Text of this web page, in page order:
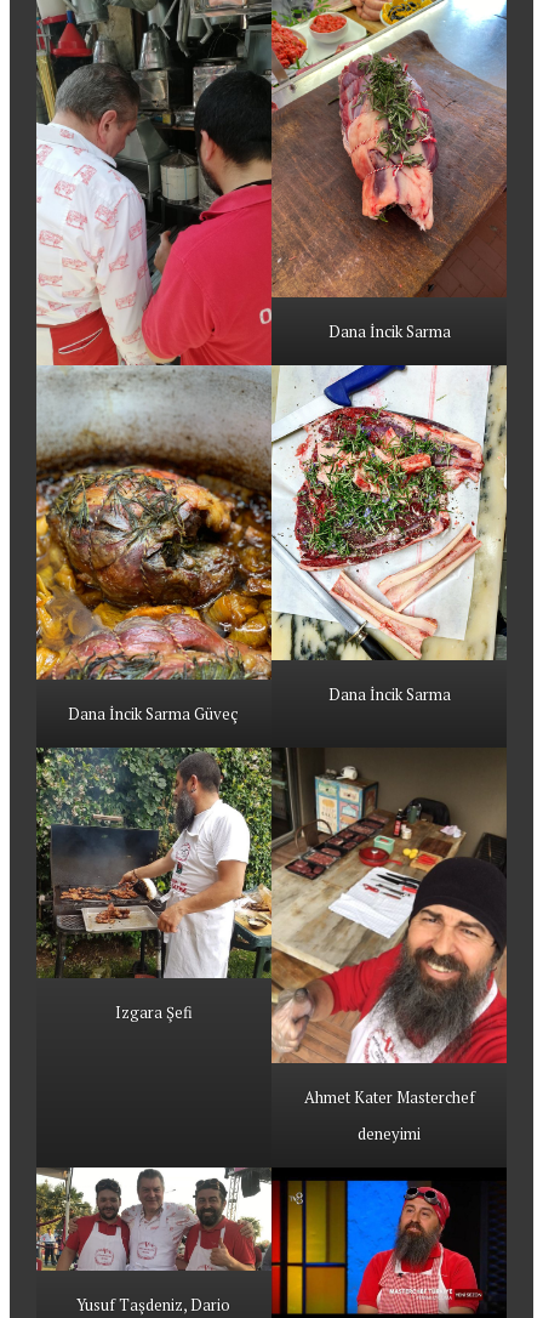
Dana İncik Sarma
Dana İncik Sarma Güveç
Dana İncik Sarma
Izgara Şefi
Ahmet Kater Masterchef
deneyimi
Yusuf Taşdeniz, Dario